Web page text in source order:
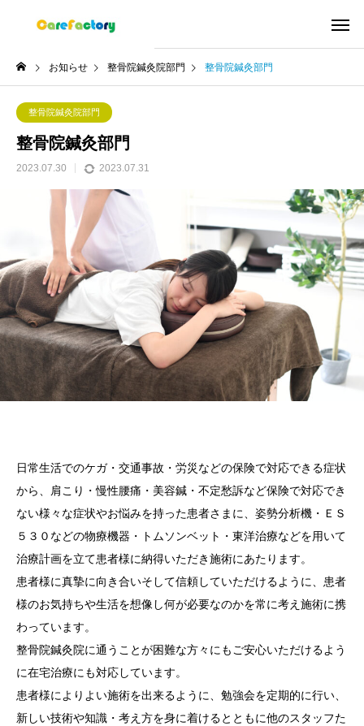
お知らせ 整骨院鍼灸院部門 整骨院鍼灸部門
整骨院鍼灸院部門
整骨院鍼灸部門
2023.07.30 2023.07.31
日常生活でのケガ・交通事故・労災などの保険で対応できる症状
から、肩こり・慢性腰痛・美容鍼・不定愁訴など保険で対応でき
ない様々な症状やお悩みを持った患者さまに、姿勢分析機・ＥＳ
５３０などの物療機器・トムソンベット・東洋治療などを用いて
治療計画を立て患者様に納得いただき施術にあたります。
患者様に真摯に向き合いそして信頼していただけるように、患者
様のお気持ちや生活を想像し何が必要なのかを常に考え施術に携
わっています。
整骨院鍼灸院に通うことが困難な方々にもご安心いただけるよう
に在宅治療にも対応しています。
患者様によりよい施術を出来るように、勉強会を定期的に行い、
新しい技術や知識・考え方を身に着けるとともに他のスタッフた